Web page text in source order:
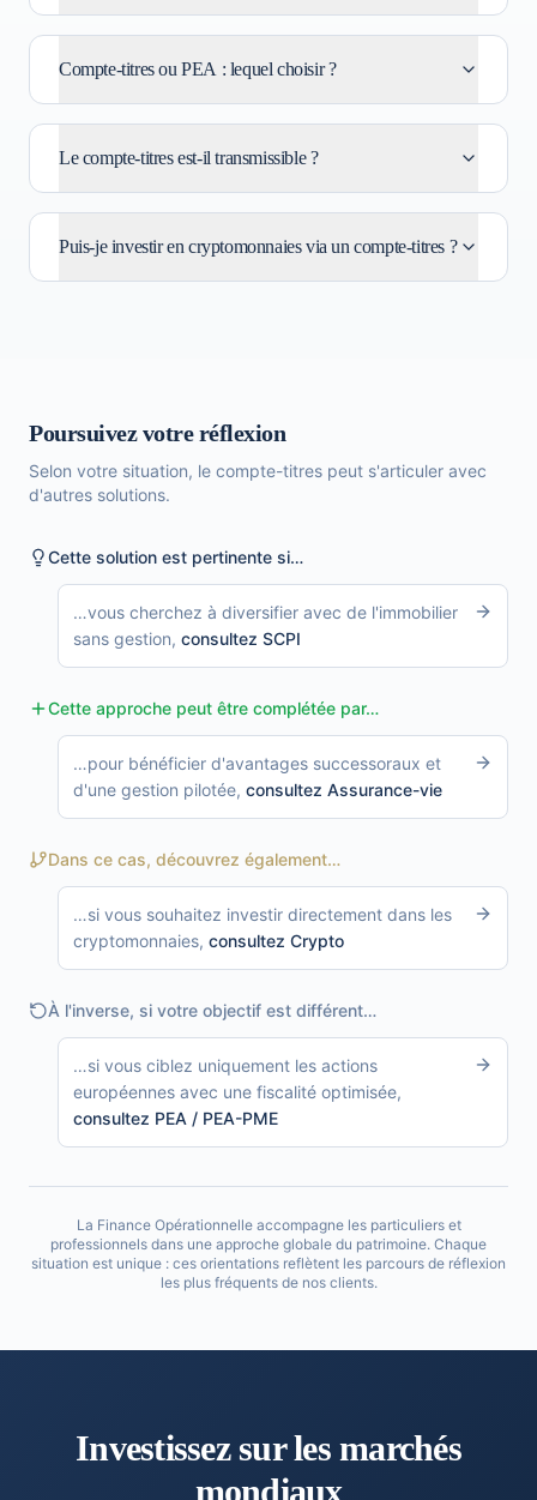
Compte-titres ou PEA : lequel choisir ?
Le compte-titres est-il transmissible ?
Puis-je investir en cryptomonnaies via un compte-titres ?
Poursuivez votre réflexion
Selon votre situation, le compte-titres peut s'articuler avec
d'autres solutions.
Cette solution est pertinente si…
…vous cherchez à diversifier avec de l'immobilier
sans gestion, consultez SCPI
Cette approche peut être complétée par…
…pour bénéficier d'avantages successoraux et
d'une gestion pilotée, consultez Assurance-vie
Dans ce cas, découvrez également…
…si vous souhaitez investir directement dans les
cryptomonnaies, consultez Crypto
À l'inverse, si votre objectif est différent…
…si vous ciblez uniquement les actions
européennes avec une fiscalité optimisée,
consultez PEA / PEA-PME
La Finance Opérationnelle accompagne les particuliers et
professionnels dans une approche globale du patrimoine. Chaque
situation est unique : ces orientations reflètent les parcours de réflexion
les plus fréquents de nos clients.
Investissez sur les marchés
mondiaux